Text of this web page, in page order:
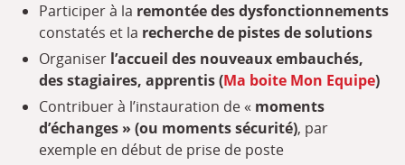
Participer à la remontée des dysfonctionnements
constatés et la recherche de pistes de solutions
Organiser l’accueil des nouveaux embauchés,
des stagiaires, apprentis (Ma boite Mon Equipe)
Contribuer à l’instauration de « moments
d’échanges » (ou moments sécurité), par
exemple en début de prise de poste